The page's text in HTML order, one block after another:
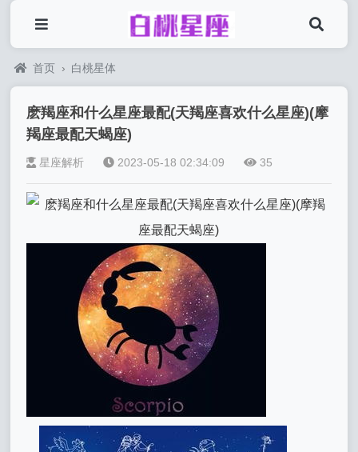
首页 › 白桃星体
麽羯座和什么星座最配(天羯座喜欢什么星座)(摩
羯座最配天蝎座)
星座解析 2023-05-18 02:34:09 35